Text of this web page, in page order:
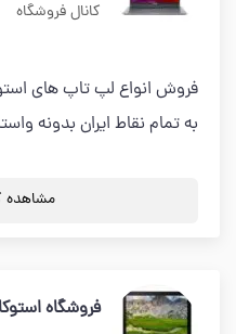
کانال فروشگاه
فروش انواع لپ تاپ های
به تمام نقاط ایران بدونه
مشاهده
فروشگاه